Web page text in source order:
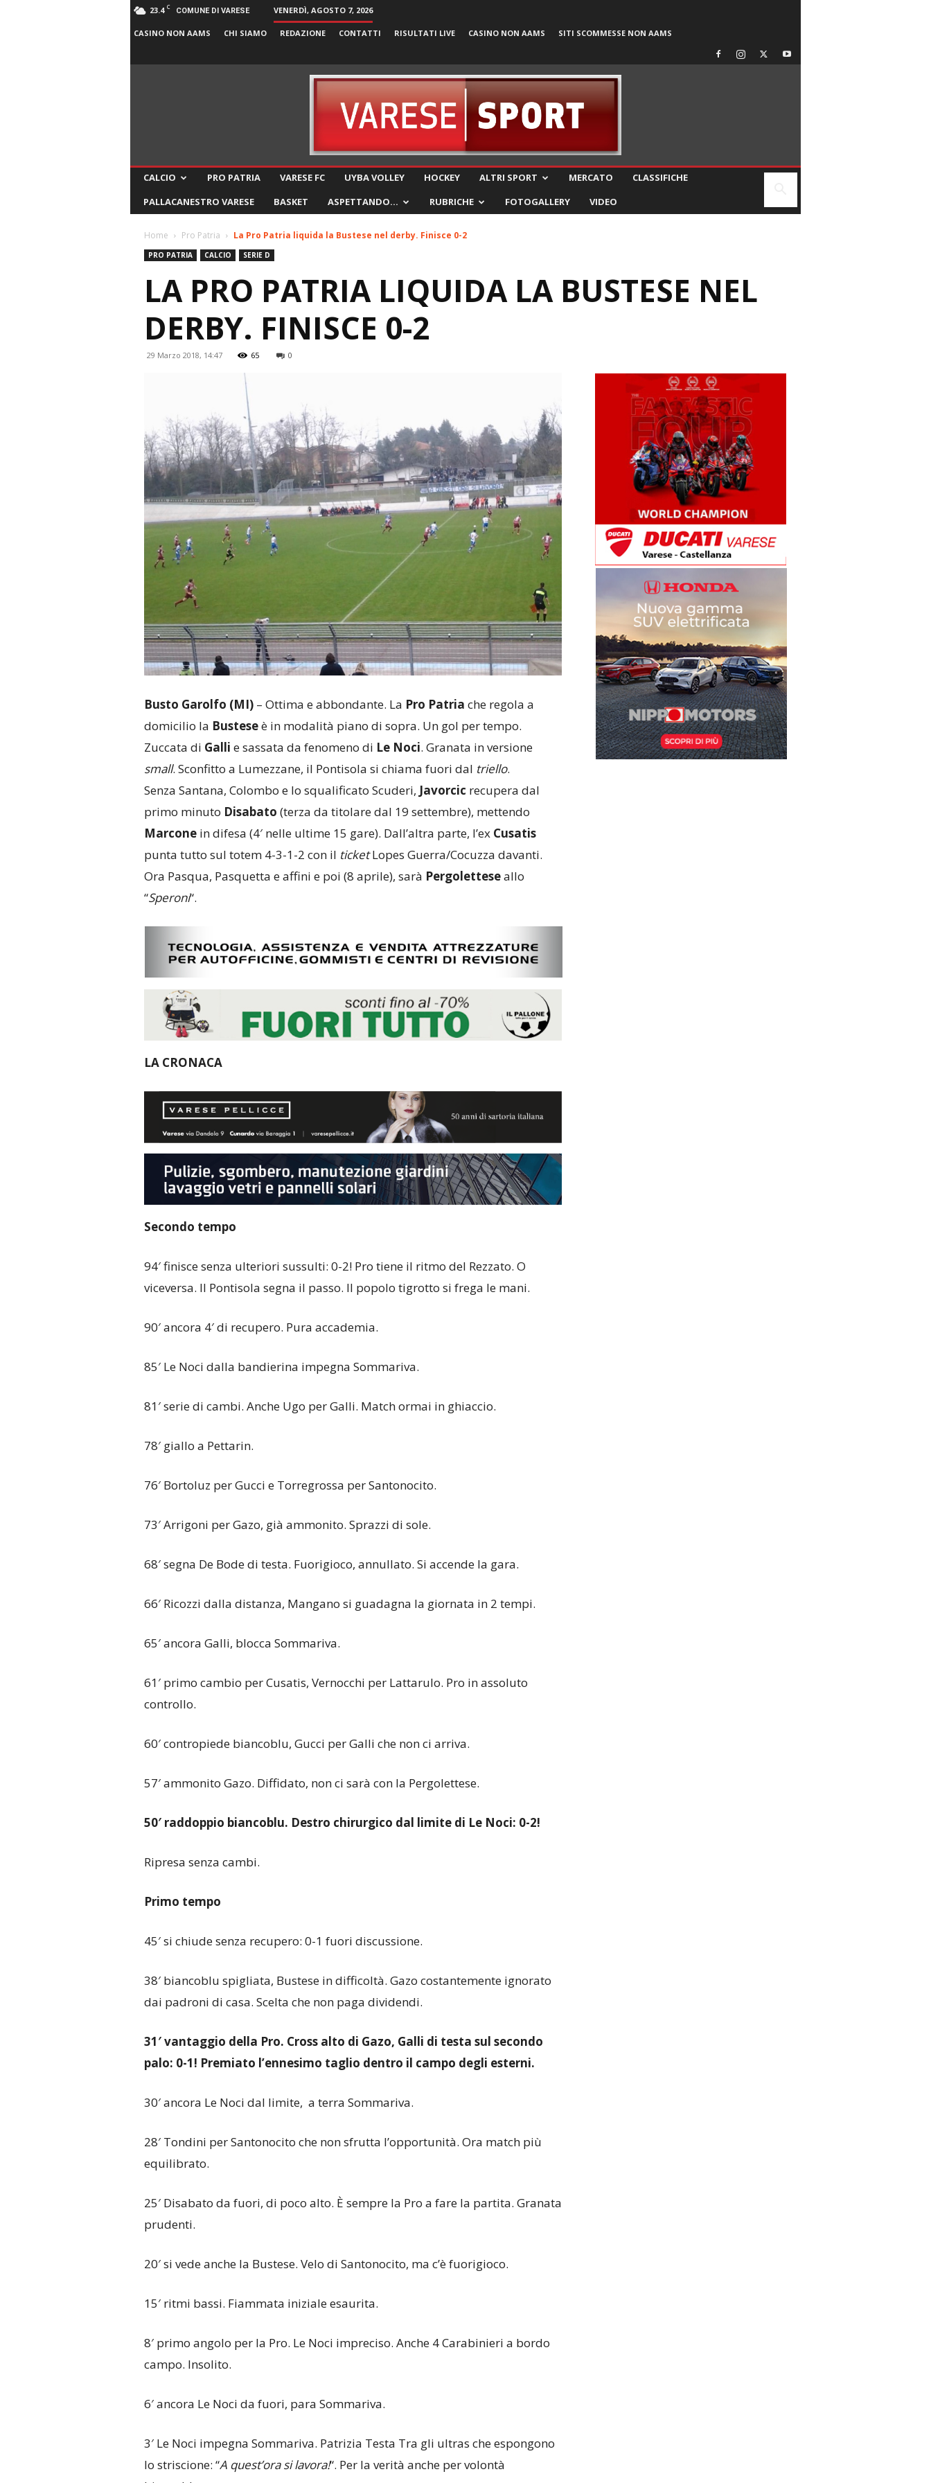
23.4 C COMUNE DI VARESE VENERDÌ, AGOSTO 7, 2026
CASINO NON AAMS CHI SIAMO REDAZIONE CONTATTI RISULTATI LIVE CASINO NON AAMS SITI SCOMMESSE NON AAMS
CALCIO PRO PATRIA VARESE FC UYBA VOLLEY HOCKEY ALTRI SPORT MERCATO
CLASSIFICHE
PALLACANESTRO VARESE
BASKET ASPETTANDO… RUBRICHE FOTOGALLERY VIDEO
Home Pro Patria La Pro Patria liquida la Bustese nel derby. Finisce 0-2
PRO PATRIA CALCIO SERIE D
LA PRO PATRIA LIQUIDA LA BUSTESE NEL
DERBY. FINISCE 0-2
29 Marzo 2018, 14:47 65 0
Busto Garolfo (MI) – Ottima e abbondante. La Pro Patria che regola a
domicilio la Busteseè in modalità piano di sopra. Un gol per tempo.
Zuccata di Galli e sassata da fenomeno di Le Noci. Granata in versione
small. Sconfitto a Lumezzane, il Pontisola si chiama fuori dal triello.
Senza Santana, Colombo e lo squalificato Scuderi, Javorcic recupera dal
primo minuto Disabato (terza da titolare dal 19 settembre), mettendo
Marconein difesa (4′ nelle ultime 15 gare). Dall’altra parte, l’ex Cusatis
punta tutto sul totem 4-3-1-2 con il ticketLopes Guerra/Cocuzza davanti.
Ora Pasqua, Pasquetta e affini e poi (8 aprile), sarà Pergoletteseallo
“Speroni“.
LA CRONACA
Secondo tempo
94′ finisce senza ulteriori sussulti: 0-2! Pro tiene il ritmo del Rezzato. O
viceversa. Il Pontisola segna il passo. Il popolo tigrotto si frega le mani.
90′ ancora 4′ di recupero. Pura accademia.
85′ Le Noci dalla bandierina impegna Sommariva.
81′ serie di cambi. Anche Ugo per Galli. Match ormai in ghiaccio.
78′ giallo a Pettarin.
76′ Bortoluz per Gucci e Torregrossa per Santonocito.
73′ Arrigoni per Gazo, già ammonito. Sprazzi di sole.
68′ segna De Bode di testa. Fuorigioco, annullato. Si accende la gara.
66′ Ricozzi dalla distanza, Mangano si guadagna la giornata in 2 tempi.
65′ ancora Galli, blocca Sommariva.
61′ primo cambio per Cusatis, Vernocchi per Lattarulo. Pro in assoluto
controllo.
60′ contropiede biancoblu, Gucci per Galli che non ci arriva.
57′ ammonito Gazo. Diffidato, non ci sarà con la Pergolettese.
50′ raddoppio biancoblu. Destro chirurgico dal limite di Le Noci: 0-2!
Ripresa senza cambi.
Primo tempo
45′ si chiude senza recupero: 0-1 fuori discussione.
38′ biancoblu spigliata, Bustese in difficoltà. Gazo costantemente ignorato
dai padroni di casa. Scelta che non paga dividendi.
31′ vantaggio della Pro. Cross alto di Gazo, Galli di testa sul secondo
palo: 0-1! Premiato l’ennesimo taglio dentro il campo degli esterni.
30′ ancora Le Noci dal limite, a terra Sommariva.
28′ Tondini per Santonocito che non sfrutta l’opportunità. Ora match più
equilibrato.
25′ Disabato da fuori, di poco alto. È sempre la Pro a fare la partita. Granata
prudenti.
20′ si vede anche la Bustese. Velo di Santonocito, ma c’è fuorigioco.
15′ ritmi bassi. Fiammata iniziale esaurita.
8′ primo angolo per la Pro. Le Noci impreciso. Anche 4 Carabinieri a bordo
campo. Insolito.
6′ ancora Le Noci da fuori, para Sommariva.
3′ Le Noci impegna Sommariva. Patrizia Testa Tra gli ultras che espongono
lo striscione: “A quest’ora si lavora!“. Per la verità anche per volontà